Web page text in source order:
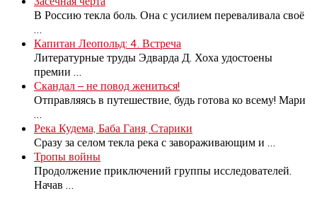
В Россию текла боль. Она с усилием переваливала своё
Капитан Леопольд: 4. Встреча
Литературные труды Эдварда Д. Хоха удостоены
премии
Скандал – не повод жениться!
Отправляясь в путешествие, будь готова ко всему! Мари
Река Кудема, Баба Ганя, Старики
Сразу за селом текла река с завораживающим и
Тропы войны
Продолжение приключений группы исследователей.
Начав